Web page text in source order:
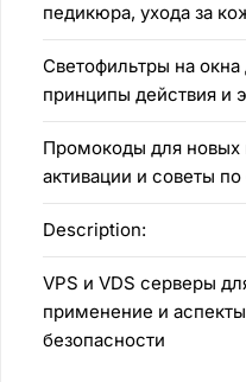
педикюра, ухода за
Светофильтры на
принципы действия и
Промокоды для новых
активации и советы
Description:
VPS и VDS серверы
применение и
безопасности